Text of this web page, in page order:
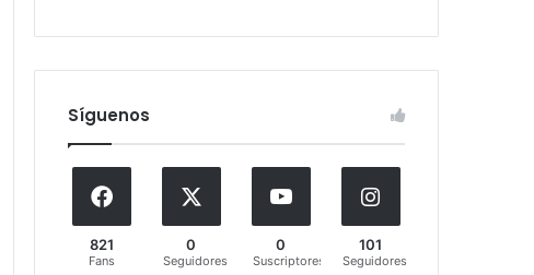
Síguenos
821
Fans
0
Seguidores
0
Suscriptores
101
Seguidores